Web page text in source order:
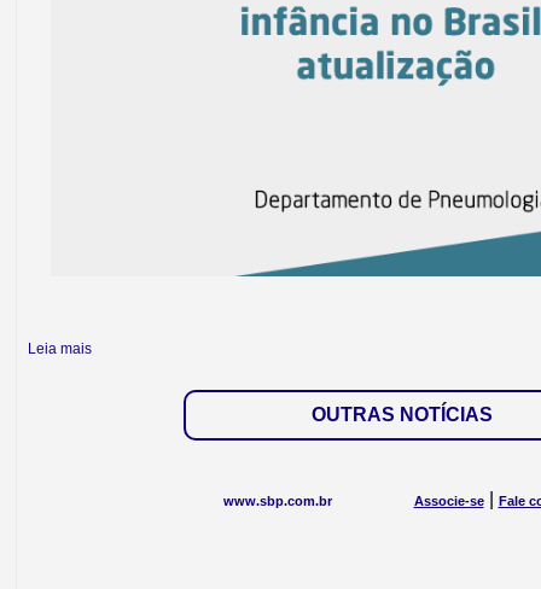
Leia mais
OUTRAS NOTÍCIAS
www.sbp.com.br Associe-se| Fale